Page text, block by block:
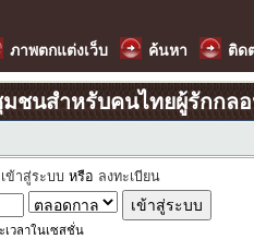
ภาพตกแต่งเว็บ ค้นหา ติด
ชนสำหรับคนไทยผู้รักกล
เข้าสู่ระบบ หรือ ลงทะเบียน
เวลาในเซสชั่น